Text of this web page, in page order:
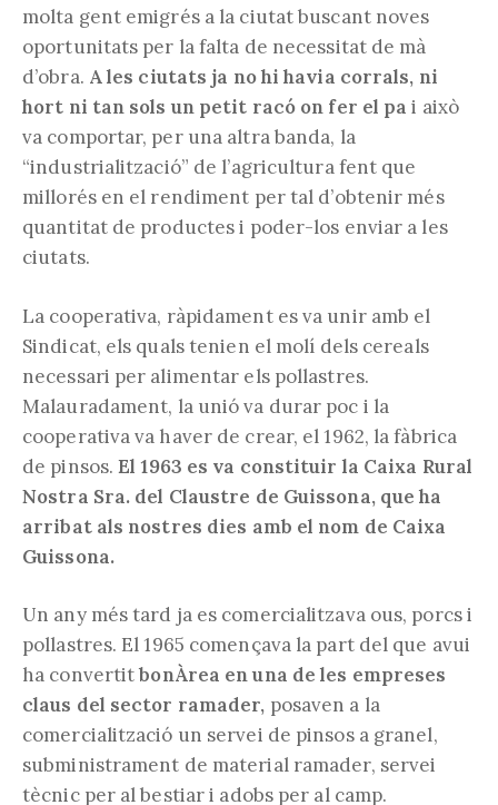
molta gent emigrés a la ciutat buscant noves
oportunitats per la falta de necessitat de mà
d’obra. A les ciutats ja no hi havia corrals, ni
hort ni tan sols un petit racó on fer el pa i això
va comportar, per una altra banda, la
“industrialització” de l’agricultura fent que
millorés en el rendiment per tal d’obtenir més
quantitat de productes i poder-los enviar a les
ciutats.
La cooperativa, ràpidament es va unir amb el
Sindicat, els quals tenien el molí dels cereals
necessari per alimentar els pollastres.
Malauradament, la unió va durar poc i la
cooperativa va haver de crear, el 1962, la fàbrica
de pinsos.El 1963 es va constituir la Caixa Rural
Nostra Sra. del Claustre de Guissona, que ha
arribat als nostres dies amb el nom de Caixa
Guissona.
Un any més tard ja es comercialitzava ous, porcs i
pollastres. El 1965 començava la part del que avui
ha convertitbonÀrea en una de les empreses
claus del sector ramader, posaven a la
comercialització un servei de pinsos a granel,
subministrament de material ramader, servei
tècnic per al bestiar i adobs per al camp.